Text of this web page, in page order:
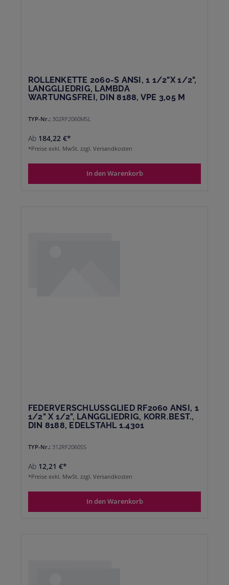
ROLLENKETTE 2060-S ANSI, 1 1/2"X 1/2",
LANGGLIEDRIG, LAMBDA
WARTUNGSFREI, DIN 8188, VPE 3,05 M
TYP-Nr.: 302RF2060MSL
Ab 184,22 €*
*Preise exkl. MwSt. zzgl. Versandkosten
In den Warenkorb
FEDERVERSCHLUSSGLIED RF2060 ANSI, 1
1/2" X 1/2", LANGGLIEDRIG, KORR.BEST.,
DIN 8188, EDELSTAHL 1.4301
TYP-Nr.: 312RF2060SS
Ab 12,21 €*
*Preise exkl. MwSt. zzgl. Versandkosten
In den Warenkorb